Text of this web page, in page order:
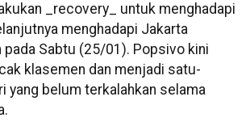
_recovery_ untuk menghadapi
menghadapi Jakarta
pada Sabtu (25/01). Popsivo kini
klasemen dan menjadi satu-
yang belum terkalahkan selama